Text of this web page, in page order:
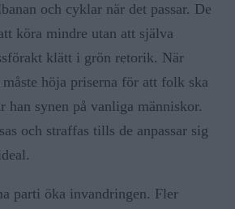
och cyklar när det passar. De
köra mindre utan att själva
klätt i grön retorik. När
höja priserna för att folk ska
han synen på vanliga människor.
och straffas tills de anpassar sig
parti öka invandringen. Fler